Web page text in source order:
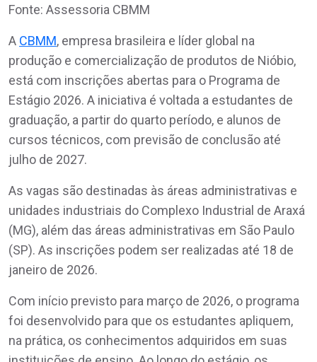
Fonte: Assessoria CBMM
A CBMM, empresa brasileira e líder global na
produção e comercialização de produtos de Nióbio,
está com inscrições abertas para o Programa de
Estágio 2026. A iniciativa é voltada a estudantes de
graduação, a partir do quarto período, e alunos de
cursos técnicos, com previsão de conclusão até
julho de 2027.
As vagas são destinadas às áreas administrativas e
unidades industriais do Complexo Industrial de Araxá
(MG), além das áreas administrativas em São Paulo
(SP). As inscrições podem ser realizadas até 18 de
janeiro de 2026.
Com início previsto para março de 2026, o programa
foi desenvolvido para que os estudantes apliquem,
na prática, os conhecimentos adquiridos em suas